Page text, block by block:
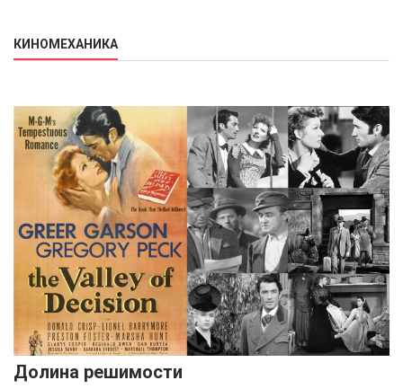
КИНОМЕХАНИКА
Долина решимости